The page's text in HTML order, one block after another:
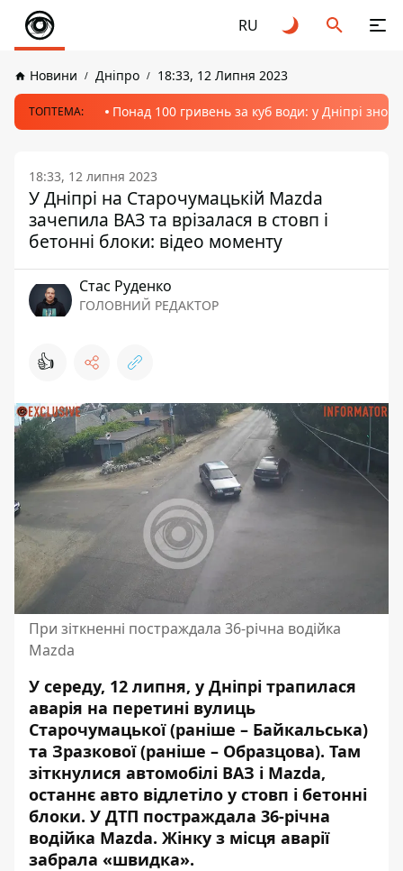
RU
Новини Дніпро 18:33, 12 Липня 2023
ТОПТЕМА: Понад 100 гривень за куб води: у Дніпрі
18:33, 12 липня 2023
У Дніпрі на Старочумацькій Mazda
зачепила ВАЗ та врізалася в стовп і
бетонні блоки: відео моменту
Стас Руденко
ГОЛОВНИЙ РЕДАКТОР
👍
При зіткненні постраждала 36-річна водійка
Mazda
У середу, 12 липня, у Дніпрі трапилася
аварія на перетині вулиць
Старочумацької (раніше – Байкальська)
та Зразкової (раніше – Образцова). Там
зіткнулися автомобілі ВАЗ і Mazda,
останнє авто відлетіло у стовп і бетонні
блоки. У ДТП постраждала 36-річна
водійка Mazda. Жінку з місця аварії
забрала «швидка».